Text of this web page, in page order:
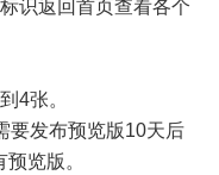
识返回首页查看各个
4张。
要发布预览版10天后
览版。